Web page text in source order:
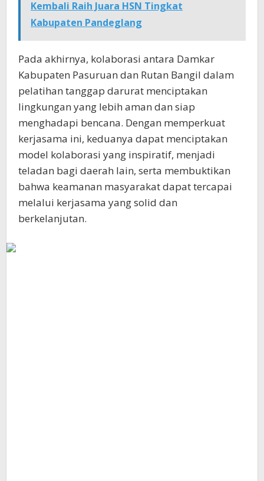
Kembali Raih Juara HSN Tingkat
Kabupaten Pandeglang
Pada akhirnya, kolaborasi antara Damkar
Kabupaten Pasuruan dan Rutan Bangil dalam
pelatihan tanggap darurat menciptakan
lingkungan yang lebih aman dan siap
menghadapi bencana. Dengan memperkuat
kerjasama ini, keduanya dapat menciptakan
model kolaborasi yang inspiratif, menjadi
teladan bagi daerah lain, serta membuktikan
bahwa keamanan masyarakat dapat tercapai
melalui kerjasama yang solid dan
berkelanjutan.